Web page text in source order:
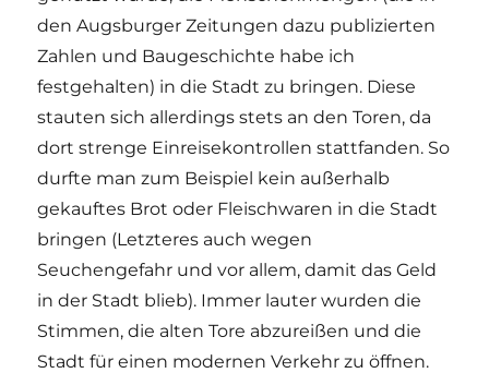
den Augsburger Zeitungen dazu publizierten
Zahlen und Baugeschichte habe ich
festgehalten) in die Stadt zu bringen. Diese
stauten sich allerdings stets an den Toren, da
dort strenge Einreisekontrollen stattfanden. So
durfte man zum Beispiel kein außerhalb
gekauftes Brot oder Fleischwaren in die Stadt
bringen (Letzteres auch wegen
Seuchengefahr und vor allem, damit das Geld
in der Stadt blieb). Immer lauter wurden die
Stimmen, die alten Tore abzureißen und die
Stadt für einen modernen Verkehr zu öffnen.